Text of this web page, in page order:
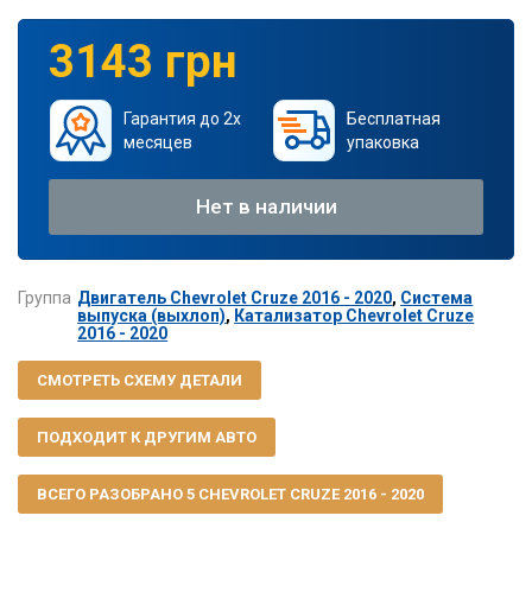
3143 грн
Гарантия до 2х
месяцев
Бесплатная
упаковка
Нет в наличии
Группа Двигатель Chevrolet Cruze 2016 - 2020, Система
выпуска (выхлоп), Катализатор Chevrolet Cruze
2016 - 2020
СМОТРЕТЬ СХЕМУ ДЕТАЛИ
ПОДХОДИТ К ДРУГИМ АВТО
ВСЕГО РАЗОБРАНО 5 CHEVROLET CRUZE 2016 - 2020